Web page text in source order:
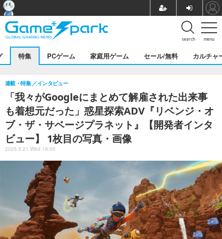
menu
search
特集 PCゲーム 家庭用ゲーム セール/無料 カルチャ
「我々がGoogleにまとめて解雇された出来事
も着想元だった」惑星探索ADV『リベンジ・オ
ブ・ザ・サベージプラネット』【開発者インタ
ビュー】 1枚目の写真・画像
連載・特集 インタビュー
2025.5.21 Wed 18:00